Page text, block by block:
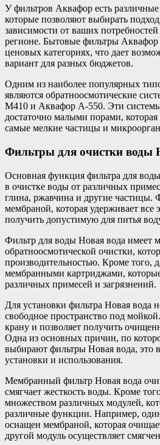
У фильтров Аквафор есть
которые позволяют выбирать
зависимости от ваших
регионе. Бытовые фильтры
ценовых категориях, что дает
вариант для разных бюджетов.
Одним из наиболее популярных
являются обратноосмотические
М410 и Аквафор А-550. Эти
достаточно малыми порами, которая
самые мелкие частицы и
Фильтры для очистки воды
Основная функция фильтра для
в очистке воды от различных
глина, ржавчина и другие частицы.
мембраной, которая удерживает все
получить допустимую для питья
Фильтр для воды Новая вода имеет
обратноосмотической очистки,
производительностью. Кроме того,
мембранными картриджами,
различных примесей и загрязнений.
Для установки фильтра Новая вода
свободное пространство под
крану и позволяет получить
Одна из основных причин, по
выбирают фильтры Новая вода, это
установки и использования.
Мембранный фильтр Новая вода
смягчает жесткость воды. Кроме
множеством различных модулей,
различные функции. Например,
оснащен мембраной, которая
другой модуль осуществляет